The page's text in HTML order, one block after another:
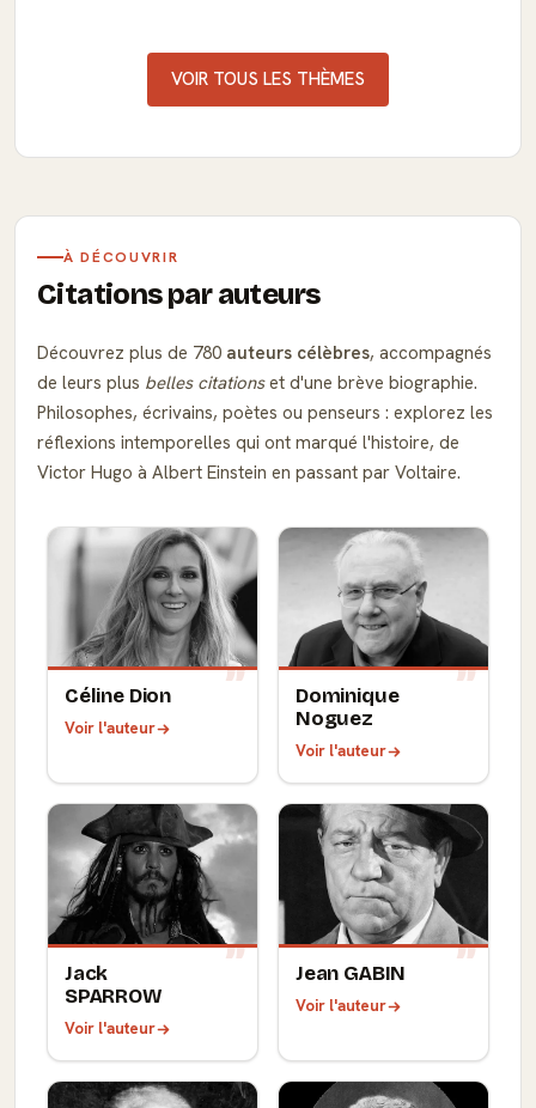
VOIR TOUS LES THÈMES
À DÉCOUVRIR
Citations par auteurs
Découvrez plus de 780 auteurs célèbres, accompagnés
de leurs plus belles citationset d'une brève biographie.
Philosophes, écrivains, poètes ou penseurs : explorez les
réflexions intemporelles qui ont marqué l'histoire, de
Victor Hugo à Albert Einstein en passant par Voltaire.
Céline Dion
Voir l'auteur
Dominique
Noguez
Voir l'auteur
Jack
SPARROW
Voir l'auteur
Jean GABIN
Voir l'auteur